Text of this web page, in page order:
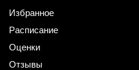
Избранное
Расписание
Оценки
Отзывы